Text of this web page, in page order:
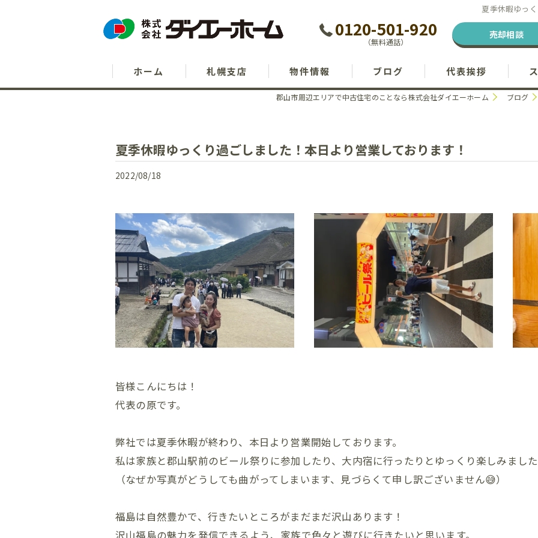
夏季休暇ゆっ
0120-501-920
（無料通話）
売却相談
ホーム 札幌支店 物件情報 ブログ 代表挨拶
郡山市周辺エリアで中古住宅のことなら株式会社ダイエーホーム ブログ
夏季休暇ゆっくり過ごしました！本日より営業しております！
2022/08/18
皆様こんにちは！
代表の原です。
弊社では夏季休暇が終わり、本日より営業開始しております。
私は家族と郡山駅前のビール祭りに参加したり、大内宿に行ったりとゆっくり楽しみまし
（なぜか写真がどうしても曲がってしまいます、見づらくて申し訳ございません😅）
福島は自然豊かで、行きたいところがまだまだ沢山あります！
沢山福島の魅力を発信できるよう、家族で色々と遊びに行きたいと思います。